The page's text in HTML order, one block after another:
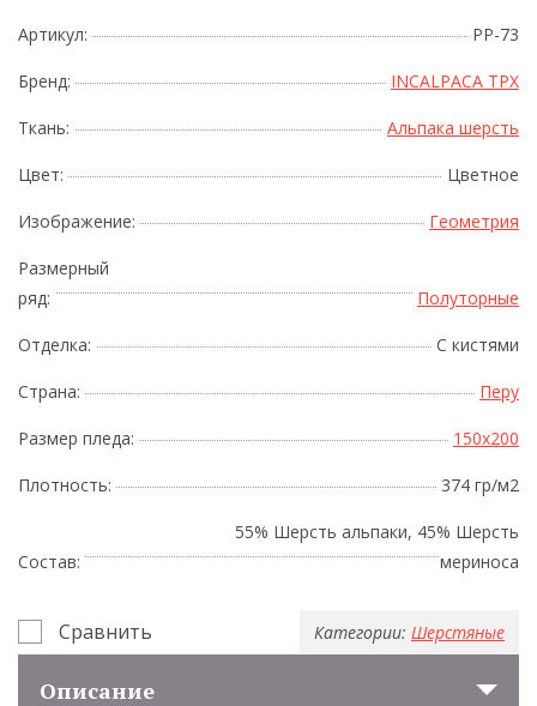
Артикул: PP-73
Бренд: INCALPACA TPX
Ткань: Альпака шерсть
Цвет: Цветное
Изображение: Геометрия
Размерный
ряд:
Полуторные
Отделка: С кистями
Страна: Перу
Размер пледа: 150x200
Плотность: 374 гр/м2
Состав:
55% Шерсть альпаки, 45% Шерсть
мериноса
Сравнить Категории: Шерстяные
Описание